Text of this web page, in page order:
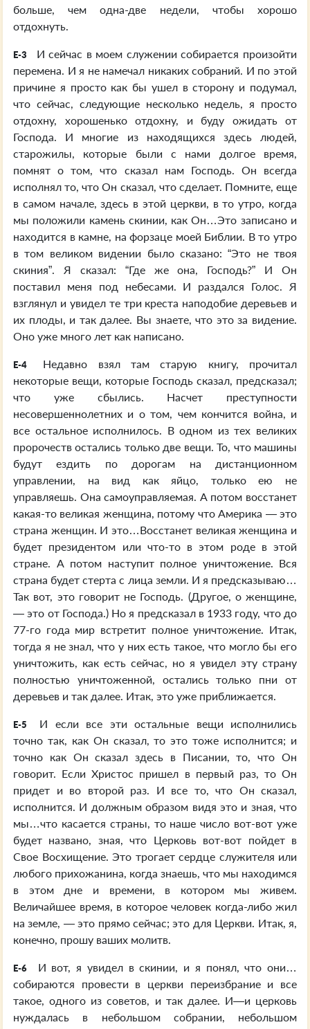
больше, чем одна-две недели, чтобы хорошо
отдохнуть.
E-3
И сейчас в моем служении собирается произойти
перемена. И я не намечал никаких собраний. И по этой
причине я просто как бы ушел в сторону и подумал,
что сейчас, следующие несколько недель, я просто
отдохну, хорошенько отдохну, и буду ожидать от
Господа. И многие из находящихся здесь людей,
старожилы, которые были с нами долгое время,
помнят о том, что сказал нам Господь. Он всегда
исполнял то, что Он сказал, что сделает. Помните, еще
в самом начале, здесь в этой церкви, в то утро, когда
мы положили камень скинии, как Он…Это записано и
находится в камне, на форзаце моей Библии. В то утро
в том великом видении было сказано: “Это не твоя
скиния”. Я сказал: “Где же она, Господь?” И Он
поставил меня под небесами. И раздался Голос. Я
взглянул и увидел те три креста наподобие деревьев и
их плоды, и так далее. Вы знаете, что это за видение.
Оно уже много лет как написано.
E-4
Недавно взял там старую книгу, прочитал
некоторые вещи, которые Господь сказал, предсказал;
что уже сбылись. Насчет преступности
несовершеннолетних и о том, чем кончится война, и
все остальное исполнилось. В одном из тех великих
пророчеств остались только две вещи. То, что машины
будут ездить по дорогам на дистанционном
управлении, на вид как яйцо, только ею не
управляешь. Она самоуправляемая. А потом восстанет
какая-то великая женщина, потому что Америка — это
страна женщин. И это…Восстанет великая женщина и
будет президентом или что-то в этом роде в этой
стране. А потом наступит полное уничтожение. Вся
страна будет стерта с лица земли. И я предсказываю…
Так вот, это говорит не Господь. (Другое, о женщине,
— это от Господа.) Но я предсказал в 1933 году, что до
77-го года мир встретит полное уничтожение. Итак,
тогда я не знал, что у них есть такое, что могло бы его
уничтожить, как есть сейчас, но я увидел эту страну
полностью уничтоженной, остались только пни от
деревьев и так далее. Итак, это уже приближается.
E-5
И если все эти остальные вещи исполнились
точно так, как Он сказал, то это тоже исполнится; и
точно как Он сказал здесь в Писании, то, что Он
говорит. Если Христос пришел в первый раз, то Он
придет и во второй раз. И все то, что Он сказал,
исполнится. И должным образом видя это и зная, что
мы…что касается страны, то наше число вот-вот уже
будет названо, зная, что Церковь вот-вот пойдет в
Свое Восхищение. Это трогает сердце служителя или
любого прихожанина, когда знаешь, что мы находимся
в этом дне и времени, в котором мы живем.
Величайшее время, в которое человек когда-либо жил
на земле, — это прямо сейчас; это для Церкви. Итак, я,
конечно, прошу ваших молитв.
E-6
И вот, я увидел в скинии, и я понял, что они…
собираются провести в церкви переизбрание и все
такое, одного из советов, и так далее. И—и церковь
нуждалась в небольшом собрании, небольшом